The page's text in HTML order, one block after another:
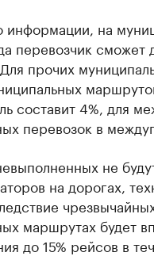
информации, на
перевозчик сможет
прочих
составит 4%, для
перевозок в
не
на дорогах,
маршрутах будет
до 15% рейсов в